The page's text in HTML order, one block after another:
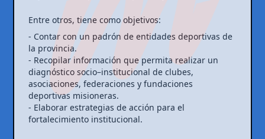
Entre otros, tiene como objetivos:
- Contar con un padrón de entidades deportivas de
la provincia.
- Recopilar información que permita realizar un
diagnóstico socio–institucional de clubes,
asociaciones, federaciones y fundaciones
deportivas misioneras.
- Elaborar estrategias de acción para el
fortalecimiento institucional.